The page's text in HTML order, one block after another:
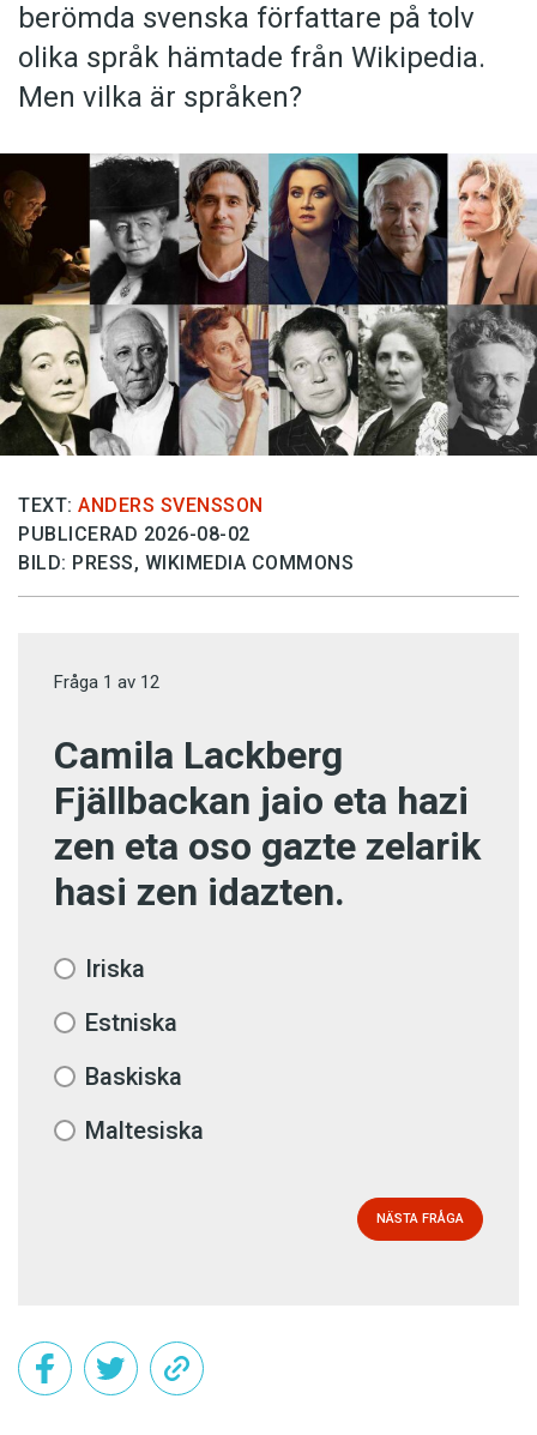
berömda svenska författare på tolv
olika språk hämtade från Wikipedia.
Men vilka är språken?
TEXT: ANDERS SVENSSON
PUBLICERAD 2026-08-02
BILD: PRESS, WIKIMEDIA COMMONS
Fråga 1 av 12
Camila Lackberg
Fjällbackan jaio eta hazi
zen eta oso gazte zelarik
hasi zen idazten.
Iriska
Estniska
Baskiska
Maltesiska
NÄSTA FRÅGA